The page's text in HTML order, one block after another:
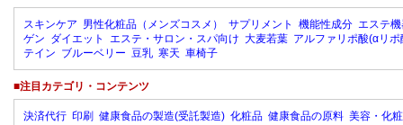
スキンケア 男性化粧品（メンズコスメ） サプリメント 機能性成分 エステ
ゲン ダイエット エステ・サロン・スパ向け 大麦若葉 アルファリポ酸(αリポ
テイン ブルーベリー 豆乳 寒天 車椅子
■注目カテゴリ・コンテンツ
決済代行 印刷 健康食品の製造(受託製造) 化粧品 健康食品の原料 美容・化